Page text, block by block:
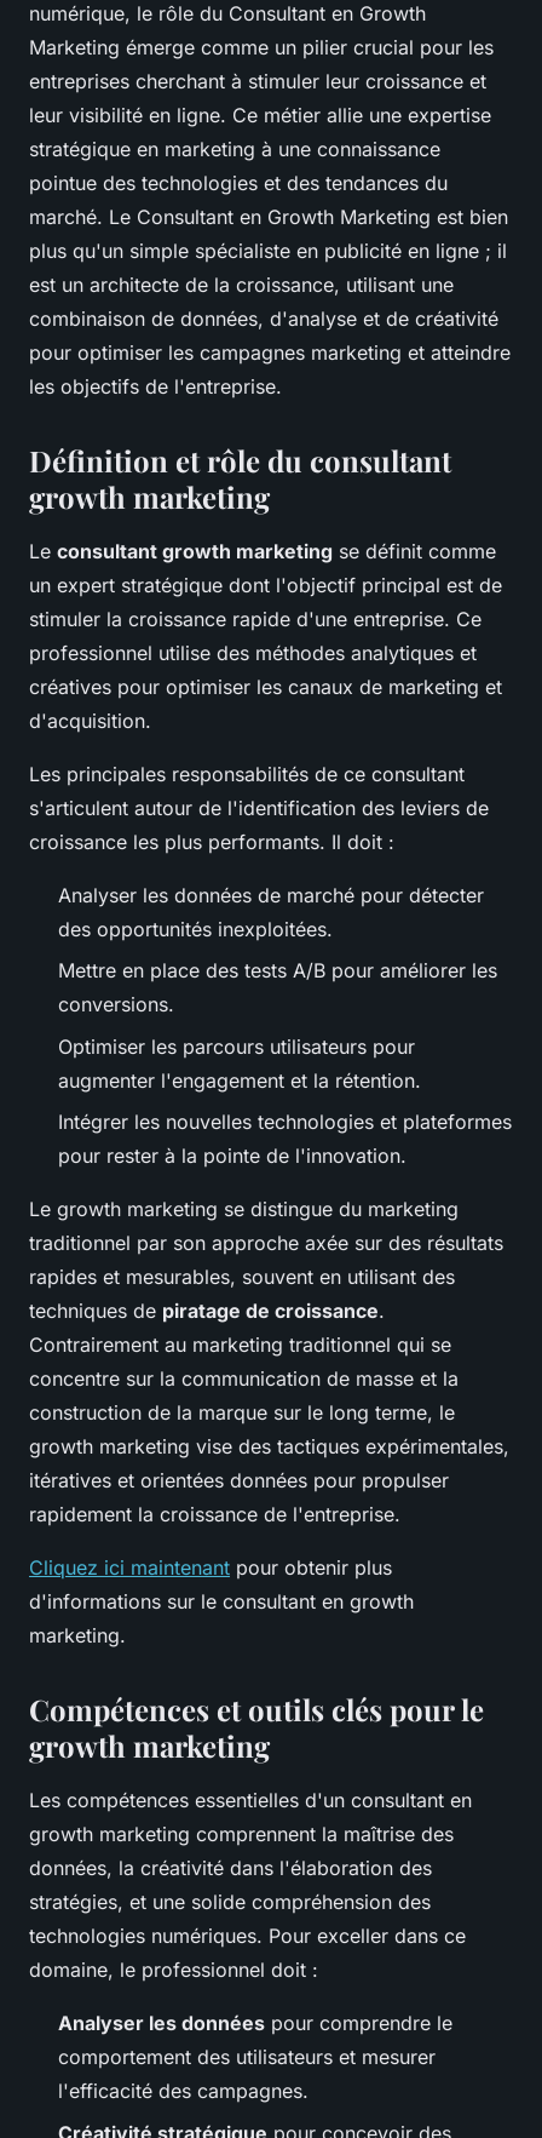
numérique, le rôle du Consultant en Growth
Marketing émerge comme un pilier crucial pour les
entreprises cherchant à stimuler leur croissance et
leur visibilité en ligne. Ce métier allie une expertise
stratégique en marketing à une connaissance
pointue des technologies et des tendances du
marché. Le Consultant en Growth Marketing est bien
plus qu'un simple spécialiste en publicité en ligne ; il
est un architecte de la croissance, utilisant une
combinaison de données, d'analyse et de créativité
pour optimiser les campagnes marketing et atteindre
les objectifs de l'entreprise.
Définition et rôle du consultant
growth marketing
Le consultant growth marketing se définit comme
un expert stratégique dont l'objectif principal est de
stimuler la croissance rapide d'une entreprise. Ce
professionnel utilise des méthodes analytiques et
créatives pour optimiser les canaux de marketing et
d'acquisition.
Les principales responsabilités de ce consultant
s'articulent autour de l'identification des leviers de
croissance les plus performants. Il doit :
Analyser les données de marché pour détecter
des opportunités inexploitées.
Mettre en place des tests A/B pour améliorer les
conversions.
Optimiser les parcours utilisateurs pour
augmenter l'engagement et la rétention.
Intégrer les nouvelles technologies et plateformes
pour rester à la pointe de l'innovation.
Le growth marketing se distingue du marketing
traditionnel par son approche axée sur des résultats
rapides et mesurables, souvent en utilisant des
techniques de piratage de croissance.
Contrairement au marketing traditionnel qui se
concentre sur la communication de masse et la
construction de la marque sur le long terme, le
growth marketing vise des tactiques expérimentales,
itératives et orientées données pour propulser
rapidement la croissance de l'entreprise.
Cliquez ici maintenant pour obtenir plus
d'informations sur le consultant en growth
marketing.
Compétences et outils clés pour le
growth marketing
Les compétences essentielles d'un consultant en
growth marketing comprennent la maîtrise des
données, la créativité dans l'élaboration des
stratégies, et une solide compréhension des
technologies numériques. Pour exceller dans ce
domaine, le professionnel doit :
Analyser les données pour comprendre le
comportement des utilisateurs et mesurer
l'efficacité des campagnes.
Créativité stratégique pour concevoir des